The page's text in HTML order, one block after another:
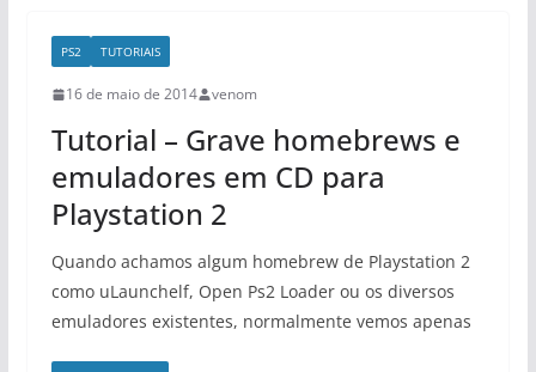
PS2 TUTORIAIS
16 de maio de 2014 venom
Tutorial – Grave homebrews e
emuladores em CD para
Playstation 2
Quando achamos algum homebrew de Playstation 2
como uLaunchelf, Open Ps2 Loader ou os diversos
emuladores existentes, normalmente vemos apenas